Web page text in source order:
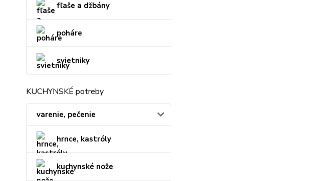
fľaše a džbány
poháre
svietniky
KUCHYNSKÉ potreby
varenie, pečenie
hrnce, kastróly
kuchynské nože